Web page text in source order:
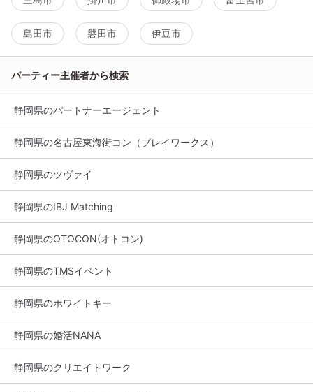
島田市 磐田市 伊豆市
パーティー主催者から検索
静岡県のパートナーエージェント
静岡県の名古屋東海街コン（プレイワークス）
静岡県のツヴァイ
静岡県のIBJ Matching
静岡県のOTOCON(オトコン)
静岡県のTMSイベント
静岡県のホワイトキー
静岡県の婚活NANA
静岡県のクリエイトワーク